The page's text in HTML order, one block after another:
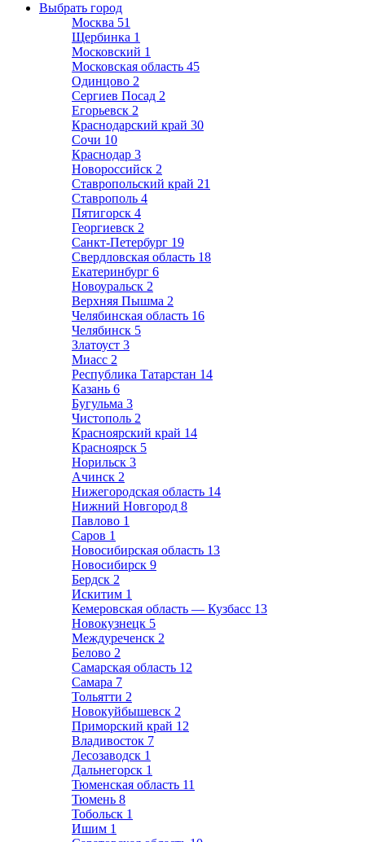
Выбрать город
Москва 51
Щербинка 1
Московский 1
Московская область 45
Одинцово 2
Сергиев Посад 2
Егорьевск 2
Краснодарский край 30
Сочи 10
Краснодар 3
Новороссийск 2
Ставропольский край 21
Ставрополь 4
Пятигорск 4
Георгиевск 2
Санкт-Петербург 19
Свердловская область 18
Екатеринбург 6
Новоуральск 2
Верхняя Пышма 2
Челябинская область 16
Челябинск 5
Златоуст 3
Миасс 2
Республика Татарстан 14
Казань 6
Бугульма 3
Чистополь 2
Красноярский край 14
Красноярск 5
Норильск 3
Ачинск 2
Нижегородская область 14
Нижний Новгород 8
Павлово 1
Саров 1
Новосибирская область 13
Новосибирск 9
Бердск 2
Искитим 1
Кемеровская область — Кузбасс 13
Новокузнецк 5
Междуреченск 2
Белово 2
Самарская область 12
Самара 7
Тольятти 2
Новокуйбышевск 2
Приморский край 12
Владивосток 7
Лесозаводск 1
Дальнегорск 1
Тюменская область 11
Тюмень 8
Тобольск 1
Ишим 1